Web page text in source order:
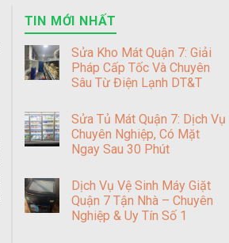
TIN MỚI NHẤT
Sửa Kho Mát Quận 7: Giải
Pháp Cấp Tốc Và Chuyên
Sâu Từ Điện Lạnh DT&T
Sửa Tủ Mát Quận 7: Dịch Vụ
Chuyên Nghiệp, Có Mặt
Ngay Sau 30 Phút
Dịch Vụ Vệ Sinh Máy Giặt
Quận 7 Tận Nhà – Chuyên
Nghiệp & Uy Tín Số 1